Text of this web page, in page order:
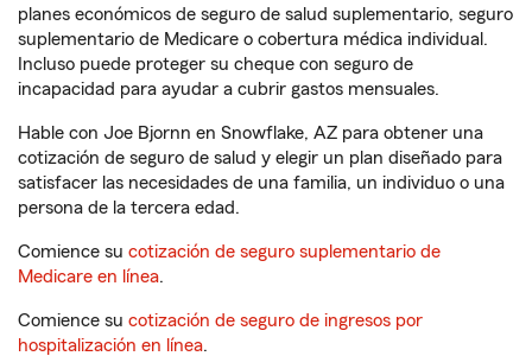
planes económicos de seguro de salud suplementario, seguro
suplementario de Medicare o cobertura médica individual.
Incluso puede proteger su cheque con seguro de
incapacidad para ayudar a cubrir gastos mensuales.
Hable con Joe Bjornn en Snowflake, AZ para obtener una
cotización de seguro de salud y elegir un plan diseñado para
satisfacer las necesidades de una familia, un individuo o una
persona de la tercera edad.
Comience su cotización de seguro suplementario de
Medicare en línea.
Comience su cotización de seguro de ingresos por
hospitalización en línea.